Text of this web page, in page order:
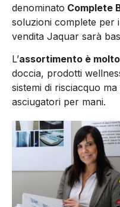
denominato Complete
soluzioni complete per
vendita Jaquar sarà
L’assortimento è
doccia, prodotti
sistemi di risciacquo
asciugatori per mani.